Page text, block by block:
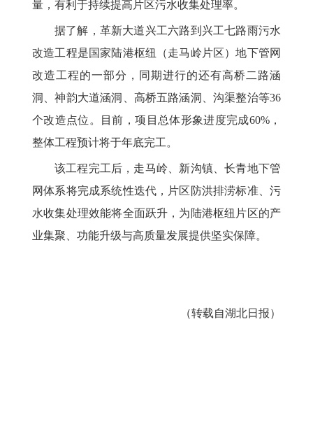
量，有利于持续提高片区污水收集处理率。
据了解，革新大道兴工六路到兴工七路雨污水
改造工程是国家陆港枢纽（走马岭片区）地下管网
改造工程的一部分，同期进行的还有高桥二路涵
洞、神韵大道涵洞、高桥五路涵洞、沟渠整治等36
个改造点位。目前，项目总体形象进度完成60%，
整体工程预计将于年底完工。
该工程完工后，走马岭、新沟镇、长青地下管
网体系将完成系统性迭代，片区防洪排涝标准、污
水收集处理效能将全面跃升，为陆港枢纽片区的产
业集聚、功能升级与高质量发展提供坚实保障。
（转载自湖北日报）